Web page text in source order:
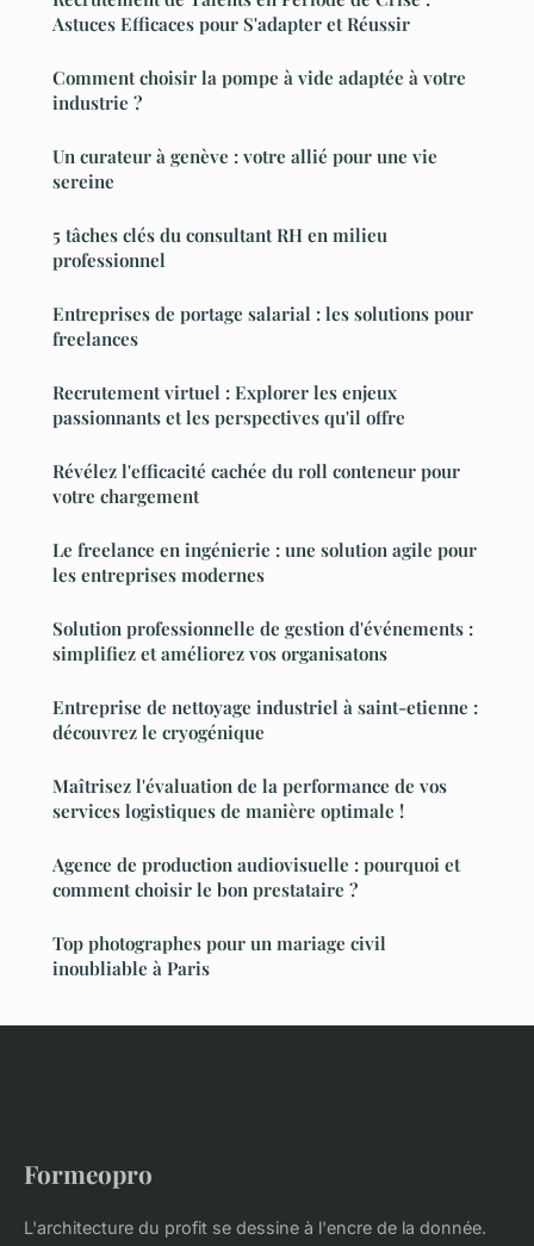
Astuces Efficaces pour S'adapter et Réussir
Comment choisir la pompe à vide adaptée à votre
industrie ?
Un curateur à genève : votre allié pour une vie
sereine
5 tâches clés du consultant RH en milieu
professionnel
Entreprises de portage salarial : les solutions pour
freelances
Recrutement virtuel : Explorer les enjeux
passionnants et les perspectives qu'il offre
Révélez l'efficacité cachée du roll conteneur pour
votre chargement
Le freelance en ingénierie : une solution agile pour
les entreprises modernes
Solution professionnelle de gestion d'événements :
simplifiez et améliorez vos organisatons
Entreprise de nettoyage industriel à saint-etienne :
découvrez le cryogénique
Maîtrisez l'évaluation de la performance de vos
services logistiques de manière optimale !
Agence de production audiovisuelle : pourquoi et
comment choisir le bon prestataire ?
Top photographes pour un mariage civil
inoubliable à Paris
Formeopro
L'architecture du profit se dessine à l'encre de la donnée.